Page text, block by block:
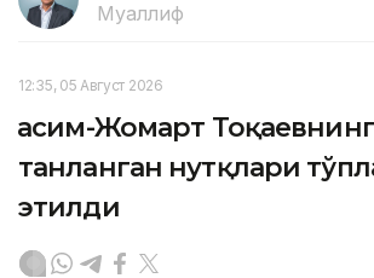
Муаллиф
12:35, 05 Август 2026
Қасим-Жомарт Тоқаевнинг
танланган нутқлари
этилди